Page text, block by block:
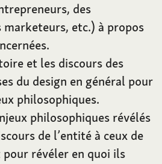
des
marketeurs, etc.) à propos
et les discours des
du design en général pour
philosophiques.
philosophiques révélés
de l’entité à ceux de
révéler en quoi ils